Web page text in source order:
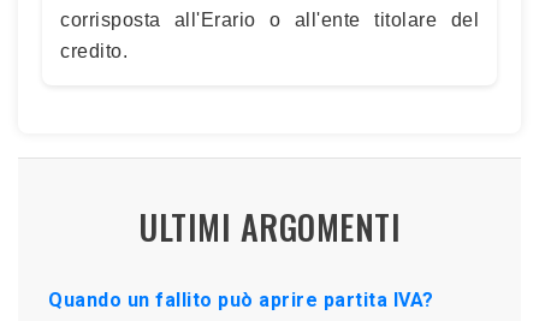
corrisposta all'Erario o all'ente titolare del
credito.
ULTIMI ARGOMENTI
Quando un fallito può aprire partita IVA?